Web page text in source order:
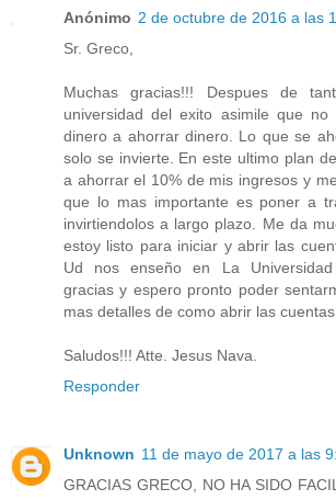
Anónimo 2 de octubre de 2016 a las
Sr. Greco,
Muchas gracias!!! Despues de
universidad del exito asimile que
dinero a ahorrar dinero. Lo que se
solo se invierte. En este ultimo plan
a ahorrar el 10% de mis ingresos y
que lo mas importante es poner a
invirtiendolos a largo plazo. Me da
estoy listo para iniciar y abrir las
Ud nos enseño en La
gracias y espero pronto poder
mas detalles de como abrir las cuentas.
Saludos!!! Atte. Jesus Nava.
Responder
Unknown 11 de mayo de 2017 a las
GRACIAS GRECO, NO HA SIDO